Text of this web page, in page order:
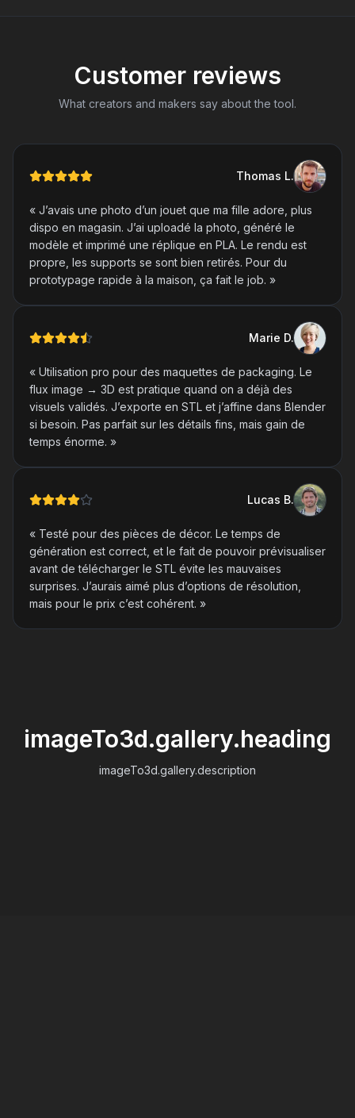
Customer reviews
What creators and makers say about the tool.
Thomas L.
« J’avais une photo d’un jouet que ma fille adore, plus
dispo en magasin. J’ai uploadé la photo, généré le
modèle et imprimé une réplique en PLA. Le rendu est
propre, les supports se sont bien retirés. Pour du
prototypage rapide à la maison, ça fait le job. »
Marie D.
« Utilisation pro pour des maquettes de packaging. Le
flux image → 3D est pratique quand on a déjà des
visuels validés. J’exporte en STL et j’affine dans Blender
si besoin. Pas parfait sur les détails fins, mais gain de
temps énorme. »
Lucas B.
« Testé pour des pièces de décor. Le temps de
génération est correct, et le fait de pouvoir prévisualiser
avant de télécharger le STL évite les mauvaises
surprises. J’aurais aimé plus d’options de résolution,
mais pour le prix c’est cohérent. »
imageTo3d.gallery.heading
imageTo3d.gallery.description